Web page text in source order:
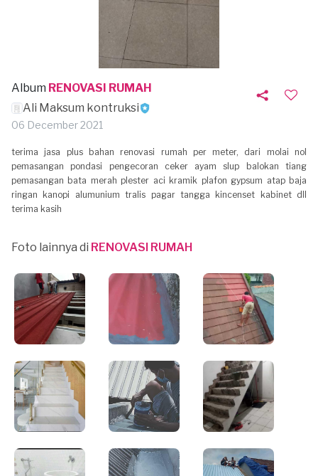
Album RENOVASI RUMAH
Ali Maksum kontruksi
06 December 2021
terima jasa plus bahan renovasi rumah per meter, dari molai nol
pemasangan pondasi pengecoran ceker ayam slup balokan tiang
pemasangan bata merah plester aci kramik plafon gypsum atap baja
ringan kanopi alumunium tralis pagar tangga kincenset kabinet dll
terima kasih
Foto lainnya di RENOVASI RUMAH